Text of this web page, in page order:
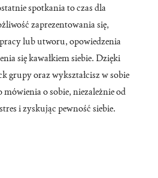
spotkania to czas dla
zaprezentowania się,
lub utworu, opowiedzenia
się kawałkiem siebie. Dzięki
grupy oraz wykształcisz w sobie
o sobie, niezależnie od
i zyskując pewność siebie.